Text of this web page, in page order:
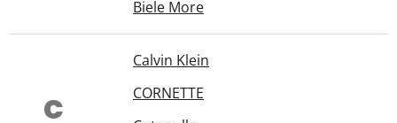
Biele More
C
Calvin Klein
CORNETTE